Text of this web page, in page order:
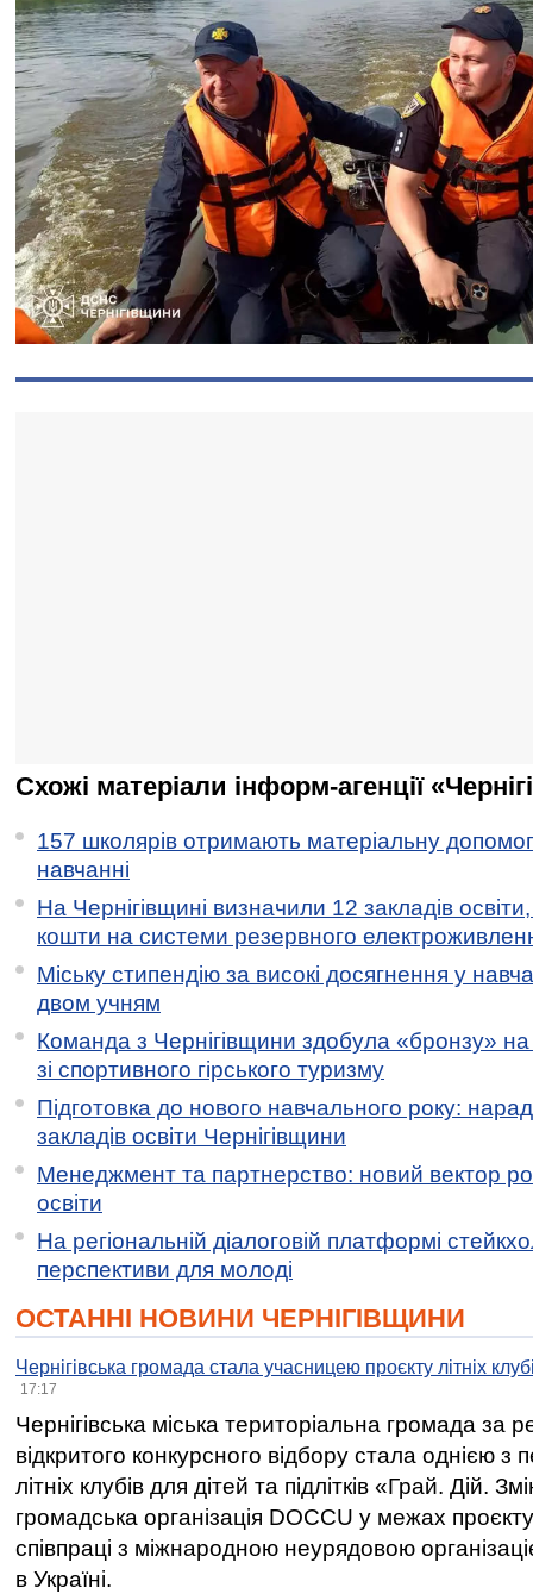
Схожі матеріали інформ-агенції
157 школярів отримають матеріальну
навчанні
На Чернігівщині визначили 12 закладів
кошти на системи резервного
Міську стипендію за високі досягнення у
двом учням
Команда з Чернігівщини здобула «бронзу» на
зі спортивного гірського туризму
Підготовка до нового навчального року:
закладів освіти Чернігівщини
Менеджмент та партнерство: новий вектор
освіти
На регіональній діалоговій платформі
перспективи для молоді
ОСТАННІ НОВИНИ ЧЕРНІГІВЩИНИ
Чернігівська громада стала учасницею проєкту літніх
17:17
Чернігівська міська територіальна громада за
відкритого конкурсного відбору стала однією
літніх клубів для дітей та підлітків «Грай. Дій.
громадська організація DOCCU у межах
співпраці з міжнародною неурядовою
в Україні.